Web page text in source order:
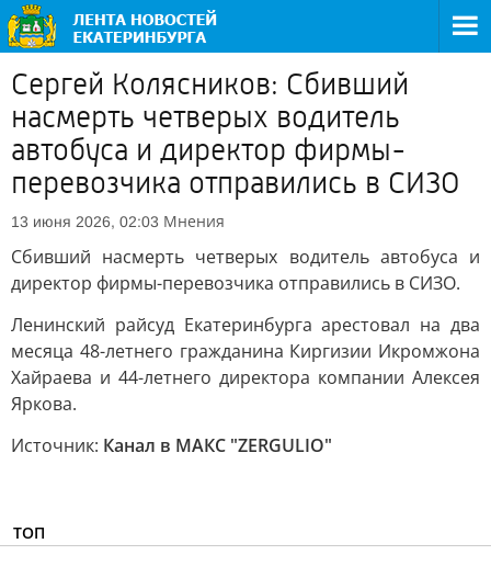
Сергей Колясников: Сбивший
насмерть четверых водитель
автобуса и директор фирмы-
перевозчика отправились в СИЗО
13 июня 2026, 02:03 Мнения
Сбивший насмерть четверых водитель автобуса и
директор фирмы-перевозчика отправились в СИЗО.
Ленинский райсуд Екатеринбурга арестовал на два
месяца 48-летнего гражданина Киргизии Икромжона
Хайраева и 44-летнего директора компании Алексея
Яркова.
Источник: Канал в МАКС "ZERGULIO"
ТОП